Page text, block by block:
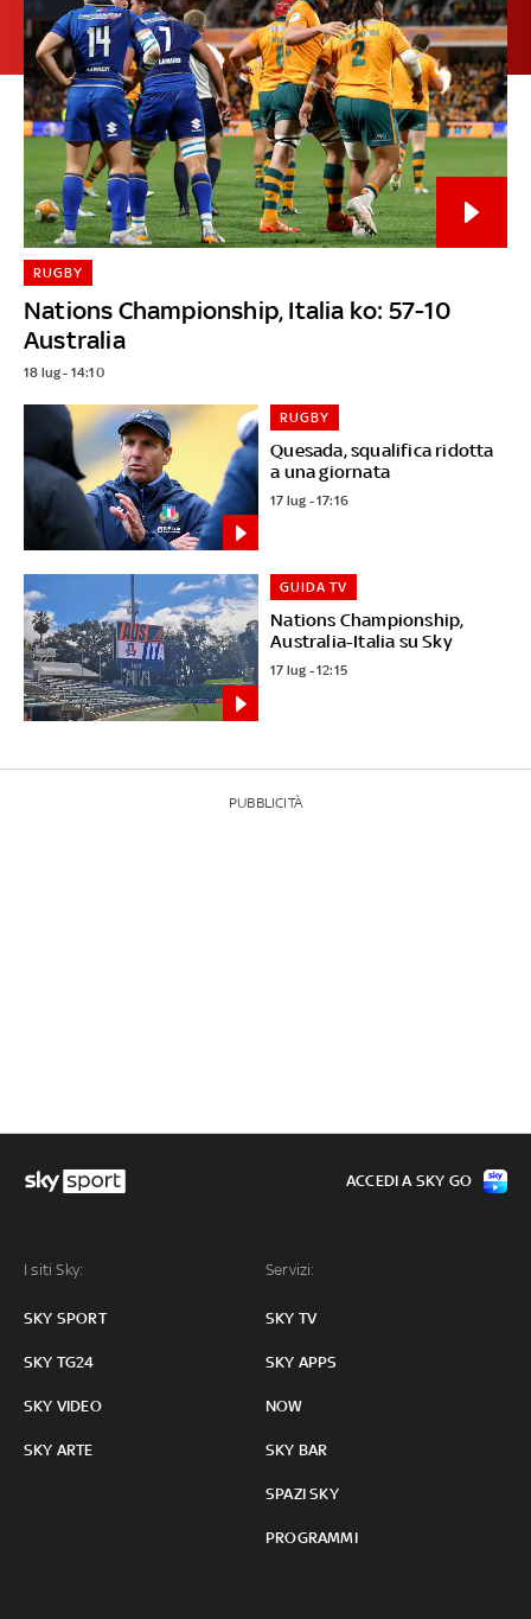
Nations Championship, Italia ko: 57-10
Australia
RUGBY
18 lug - 14:10
Quesada, squalifica ridotta
a una giornata
RUGBY
17 lug - 17:16
Nations Championship,
Australia-Italia su Sky
GUIDA TV
17 lug - 12:15
PUBBLICITÀ
I siti Sky:
SKY SPORT
SKY TG24
SKY VIDEO
SKY ARTE
Servizi:
SKY TV
SKY APPS
NOW
SKY BAR
SPAZI SKY
PROGRAMMI
ACCEDI A SKY GO